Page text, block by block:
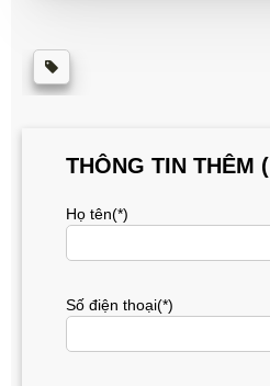
THÔNG TIN THÊM (
Họ tên(*)
Số điện thoại(*)